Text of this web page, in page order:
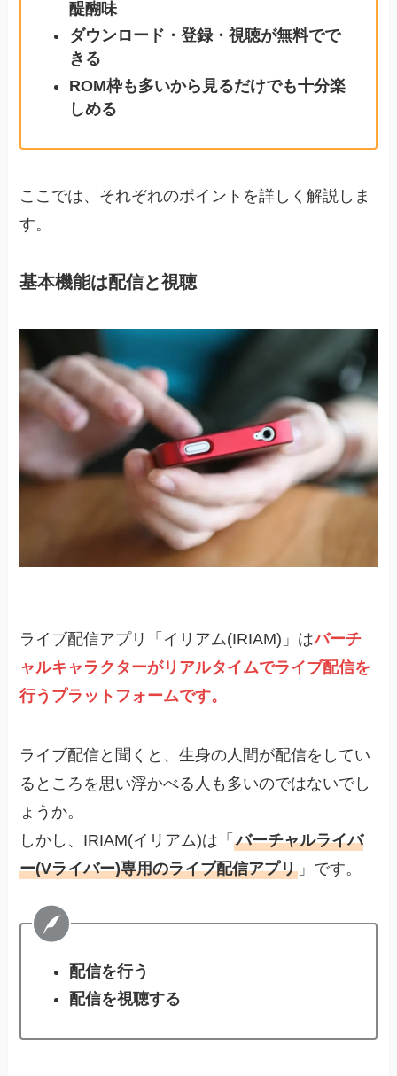
醍醐味
ダウンロード・登録・視聴が無料でで
きる
ROM枠も多いから見るだけでも十分楽
しめる
ここでは、それぞれのポイントを詳しく解説しま
す。
基本機能は配信と視聴
ライブ配信アプリ「イリアム(IRIAM)」はバーチ
ャルキャラクターがリアルタイムでライブ配信を
行うプラットフォームです。
ライブ配信と聞くと、生身の人間が配信をしてい
るところを思い浮かべる人も多いのではないでし
ょうか。
しかし、IRIAM(イリアム)は「バーチャルライバ
ー(Vライバー)専用のライブ配信アプリ 」です。
配信を行う
配信を視聴する